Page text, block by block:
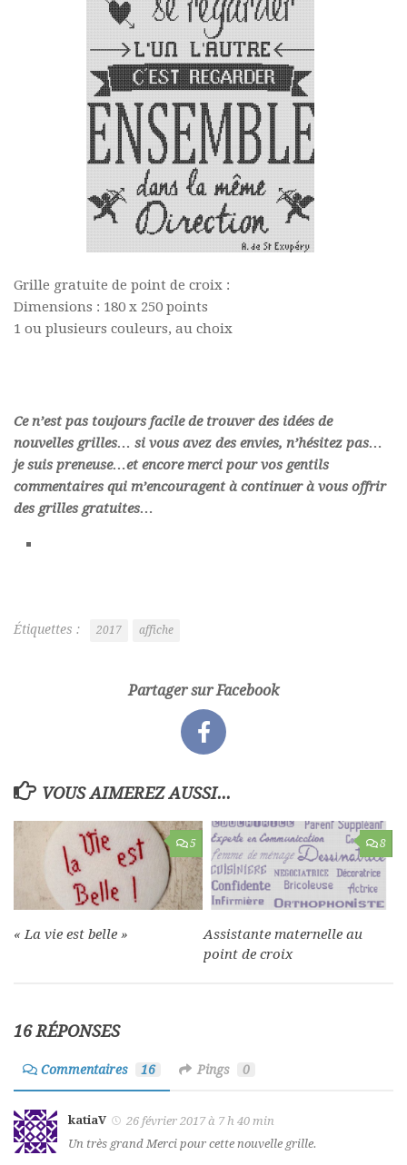
Grille gratuite de point de croix :
Dimensions : 180 x 250 points
1 ou plusieurs couleurs, au choix
Ce n’est pas toujours facile de trouver des idées de
nouvelles grilles… si vous avez des envies, n’hésitez pas…
je suis preneuse…et encore merci pour vos gentils
commentaires qui m’encouragent à continuer à vous offrir
des grilles gratuites…
Étiquettes : 2017 affiche
Partager sur Facebook
VOUS AIMEREZ AUSSI...
5
« La vie est belle »
8
Assistante maternelle au
point de croix
16 RÉPONSES
Commentaires 16 Pings 0
katiaV
26 février 2017 à 7 h 40 min
Un très grand Merci pour cette nouvelle grille.